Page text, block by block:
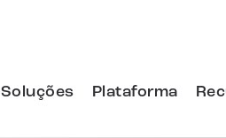
Soluções Plataforma